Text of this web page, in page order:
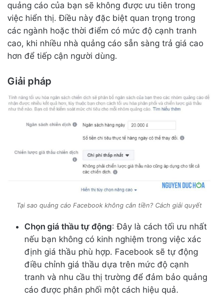
quảng cáo của bạn sẽ không được ưu tiên trong
việc hiển thị. Điều này đặc biệt quan trọng trong
các ngành hoặc thời điểm có mức độ cạnh tranh
cao, khi nhiều nhà quảng cáo sẵn sàng trả giá cao
hơn để tiếp cận người dùng.
Giải pháp
Tại sao quảng cáo Facebook không cắn tiền? Cách giải quyết
Chọn giá thầu tự động: Đây là cách tối ưu nhất
nếu bạn không có kinh nghiệm trong việc xác
định giá thầu phù hợp. Facebook sẽ tự động
điều chỉnh giá thầu dựa trên mức độ cạnh
tranh và nhu cầu thị trường để đảm bảo quảng
cáo được phân phối một cách hiệu quả.